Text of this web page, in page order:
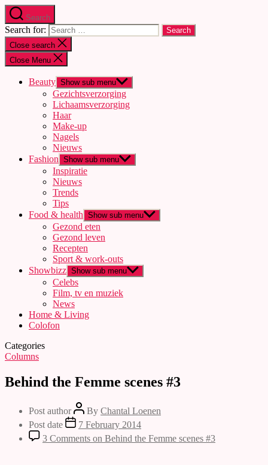
Search
Search for:
Close search
Close Menu
Beauty Show sub menu
Gezichtsverzorging
Lichaamsverzorging
Haar
Make-up
Nagels
Nieuws
Fashion Show sub menu
Inspiratie
Nieuws
Trends
Tips
Food & health Show sub menu
Gezond eten
Gezond leven
Recepten
Sport & work-outs
Showbizz Show sub menu
Celebs
Film, tv en muziek
News
Home & Living
Colofon
Categories
Columns
Behind the Femme scenes #3
Post author By Chantal Loenen
Post date
7 February 2014
3 Comments on Behind the Femme scenes #3